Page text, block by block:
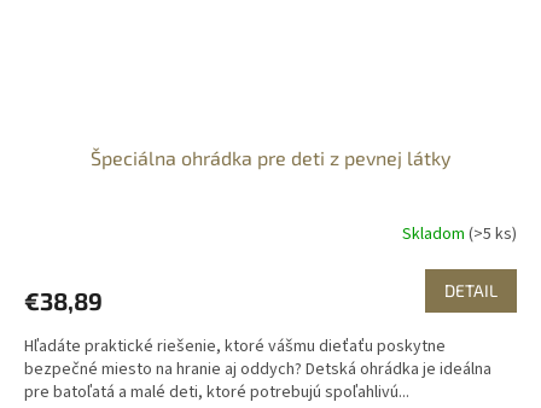
Špeciálna ohrádka pre deti z pevnej látky
Skladom (>5 ks)
€38,89 DETAIL
Hľadáte praktické riešenie, ktoré vášmu dieťaťu poskytne
bezpečné miesto na hranie aj oddych? Detská ohrádka je ideálna
pre batoľatá a malé deti, ktoré potrebujú spoľahlivú...